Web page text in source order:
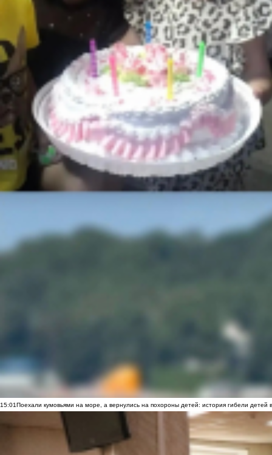
15:01Поехали кумовьями на море, а вернулись на похороны детей: история гибели детей